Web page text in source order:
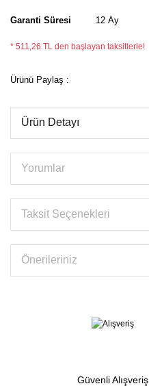
Garanti Süresi 12 Ay
* 511,26 TL den başlayan taksitlerle!
Ürünü Paylaş :
Ürün Detayı
Yorumlar
Taksit Seçenekleri
Önerileriniz
Güvenli Alışveriş